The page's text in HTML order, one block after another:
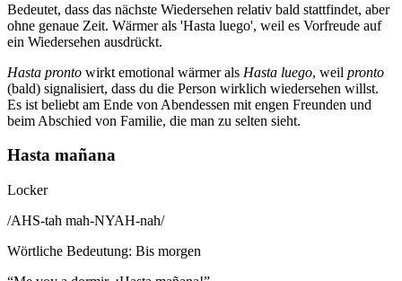
Bedeutet, dass das nächste Wiedersehen relativ bald stattfindet, aber
ohne genaue Zeit. Wärmer als 'Hasta luego', weil es Vorfreude auf
ein Wiedersehen ausdrückt.
Hasta pronto wirkt emotional wärmer als Hasta luego, weil pronto
(bald) signalisiert, dass du die Person wirklich wiedersehen willst.
Es ist beliebt am Ende von Abendessen mit engen Freunden und
beim Abschied von Familie, die man zu selten sieht.
Hasta mañana
Locker
/AHS-tah mah-NYAH-nah/
Wörtliche Bedeutung: Bis morgen